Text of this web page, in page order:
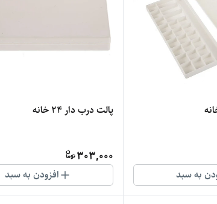
به سبد
پالت درب دار 24 خانه
303,000
افزودن به سبد